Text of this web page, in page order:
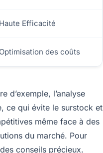
Haute Efficacité
Optimisation des coûts
d’exemple, l’analyse
ce qui évite le surstock et
même face à des
du marché. Pour
conseils précieux.